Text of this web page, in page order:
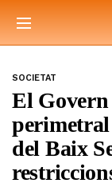
SOCIETAT
El Govern
del Baix